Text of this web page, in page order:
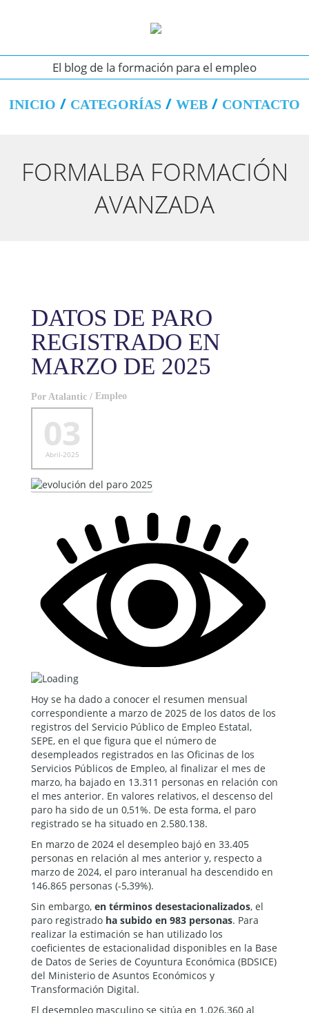
El blog de la formación para el empleo
INICIO CATEGORÍAS WEB CONTACTO
FORMALBA FORMACIÓN
AVANZADA
DATOS DE PARO
REGISTRADO EN
MARZO DE 2025
Por Atalantic / Empleo
03
Abril-2025
Hoy se ha dado a conocer el resumen mensual
correspondiente a marzo de 2025 de los datos de los
registros del Servicio Público de Empleo Estatal,
SEPE, en el que figura que el número de
desempleados registrados en las Oficinas de los
Servicios Públicos de Empleo, al finalizar el mes de
marzo, ha bajado en 13.311 personas en relación con
el mes anterior. En valores relativos, el descenso del
paro ha sido de un 0,51%. De esta forma, el paro
registrado se ha situado en 2.580.138.
En marzo de 2024 el desempleo bajó en 33.405
personas en relación al mes anterior y, respecto a
marzo de 2024, el paro interanual ha descendido en
146.865 personas (-5,39%).
Sin embargo, en términos desestacionalizados, el
paro registrado ha subido en 983 personas. Para
realizar la estimación se han utilizado los
coeficientes de estacionalidad disponibles en la Base
de Datos de Series de Coyuntura Económica (BDSICE)
del Ministerio de Asuntos Económicos y
Transformación Digital.
El desempleo masculino se sitúa en 1.026.360 al